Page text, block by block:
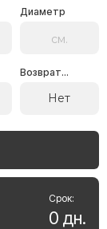
Диаметр
Возврат...
Нет
Срок:
0 дн.